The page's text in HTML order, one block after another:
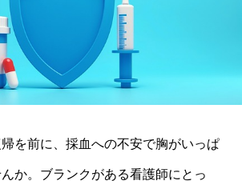
を前に、採血への不安で胸がいっぱ
か。ブランクがある看護師にとっ